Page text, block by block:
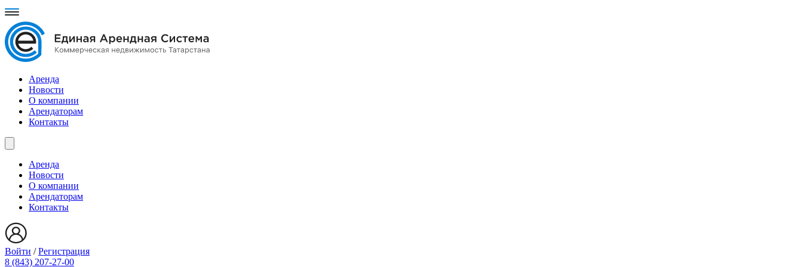
Аренда
Новости
О компании
Арендаторам
Контакты
Аренда
Новости
О компании
Арендаторам
Контакты
Войти /Регистрация
8 (843) 207-27-00